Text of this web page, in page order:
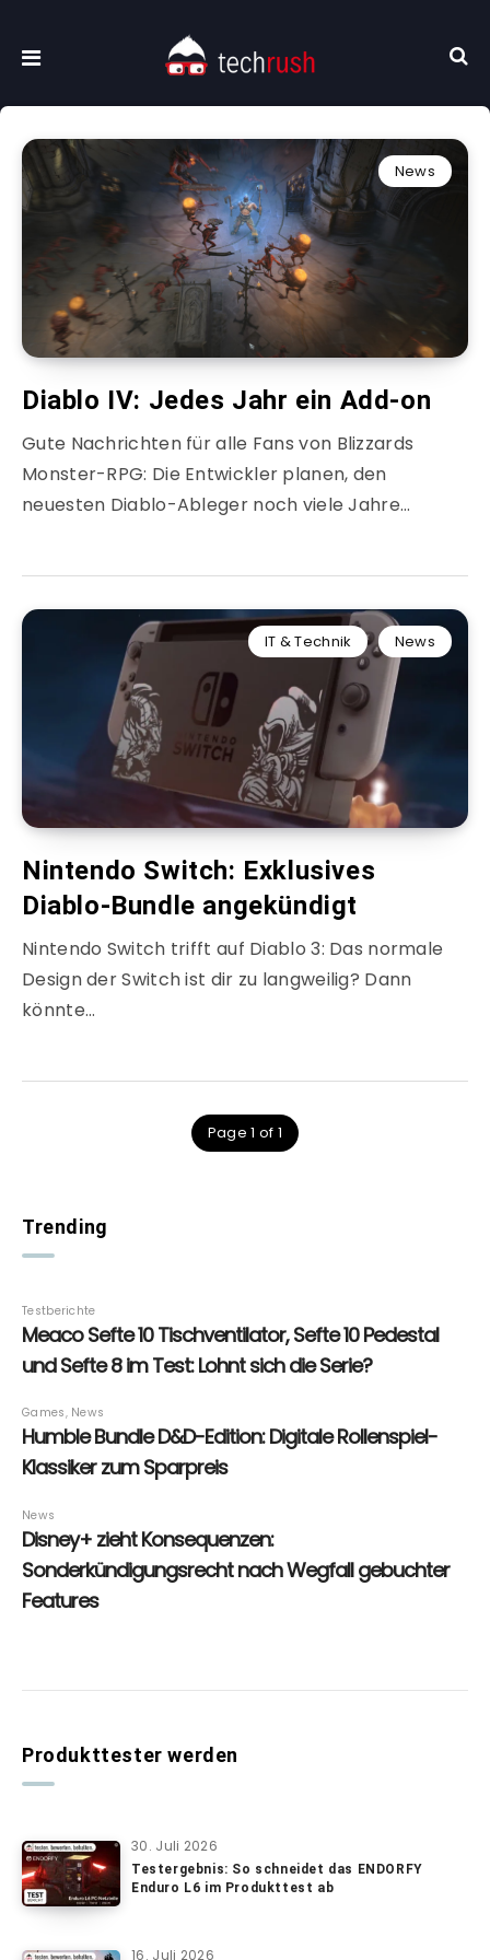
News
Diablo IV: Jedes Jahr ein Add-on
Gute Nachrichten für alle Fans von Blizzards
Monster-RPG: Die Entwickler planen, den
neuesten Diablo-Ableger noch viele Jahre…
IT & Technik News
Nintendo Switch: Exklusives
Diablo-Bundle angekündigt
Nintendo Switch trifft auf Diablo 3: Das normale
Design der Switch ist dir zu langweilig? Dann
könnte…
Page 1 of 1
Trending
Produkttester werden
30. Juli 2026
Testergebnis: So schneidet das ENDORFY
Enduro L6 im Produkttest ab
16. Juli 2026